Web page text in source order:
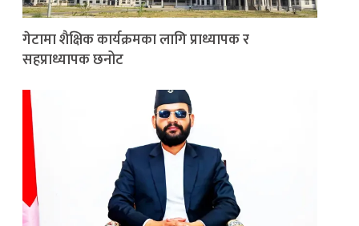
गेटामा शैक्षिक कार्यक्रमका लागि प्राध्यापक र
सहप्राध्यापक छनोट